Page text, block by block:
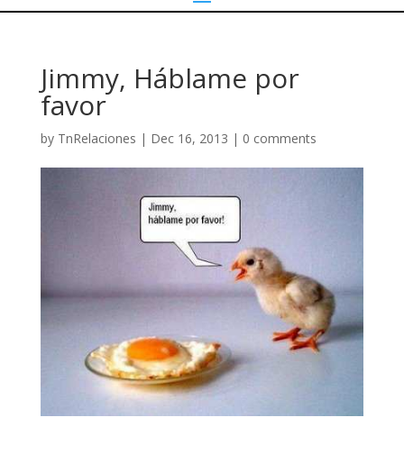
Jimmy, Háblame por
favor
by TnRelaciones | Dec 16, 2013 | 0 comments